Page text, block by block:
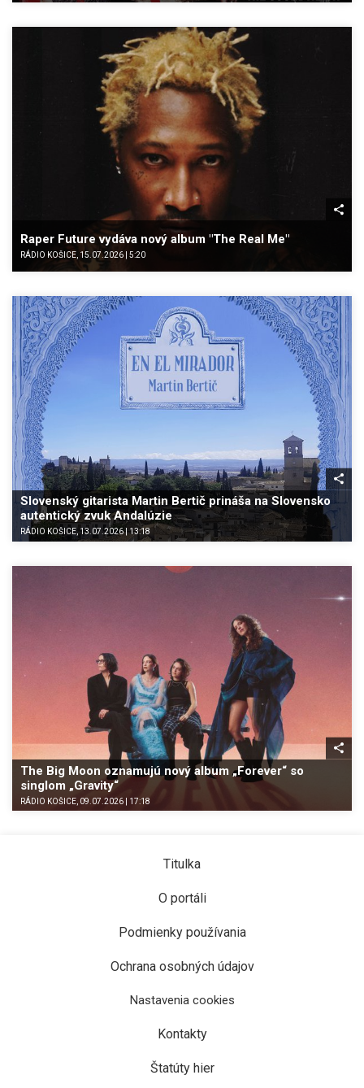
Raper Future vydáva nový album "The Real Me"
RÁDIO KOŠICE, 15.07.2026 | 5:20
Slovenský gitarista Martin Bertič prináša na Slovensko
autentický zvuk Andalúzie
RÁDIO KOŠICE, 13.07.2026 | 13:18
The Big Moon oznamujú nový album „Forever“ so
singlom „Gravity“
RÁDIO KOŠICE, 09.07.2026 | 17:18
Titulka
O portáli
Podmienky používania
Ochrana osobných údajov
Nastavenia cookies
Kontakty
Štatúty hier